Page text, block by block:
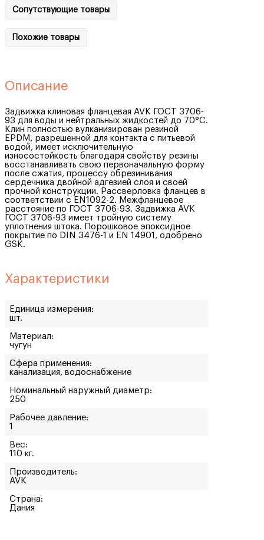
Сопутствующие товары
Похожие товары
Описание
Задвижка клиновая фланцевая AVK ГОСТ 3706-
93 для воды и нейтральных жидкостей до 70°C.
Клин полностью вулканизирован резиной
EPDM, разрешенной для контакта с питьевой
водой, имеет исключительную
износостойкость благодаря свойству резины
восстанавливать свою первоначальную форму
после сжатия, процессу обрезинивания
сердечника двойной адгезией слоя и своей
прочной конструкции. Рассверловка фланцев в
соответствии с EN1092-2. Межфланцевое
расстояние по ГОСТ 3706-93. Задвижка AVK
ГОСТ 3706-93 имеет тройную систему
уплотнения штока. Порошковое эпоксидное
покрытие по DIN 3476-1 и EN 14901, одобрено
GSK.
Характеристики
Единица измерения:
шт.
Материал:
чугун
Сфера применения:
канализация, водоснабжение
Номинальный наружный диаметр:
250
Рабочее давление:
1
Вес:
110 кг.
Производитель:
AVK
Страна:
Дания